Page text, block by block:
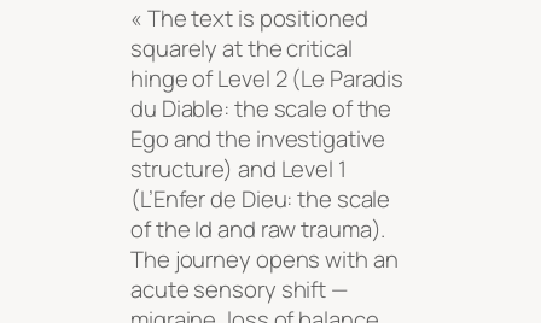
« The text is positioned
squarely at the critical
hinge of Level 2 (Le Paradis
du Diable: the scale of the
Ego and the investigative
structure) and Level 1
(L’Enfer de Dieu: the scale
of the Id and raw trauma).
The journey opens with an
acute sensory shift —